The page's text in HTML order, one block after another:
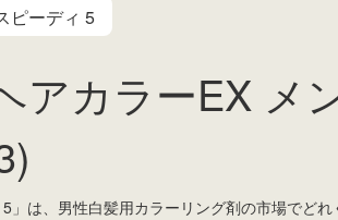
ピーディ 5
アカラーEX メ
」は、男性白髪用カラーリング剤の市場でど